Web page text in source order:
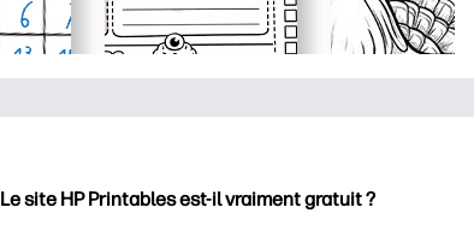
Le site HP Printables est-il vraiment gratuit ?